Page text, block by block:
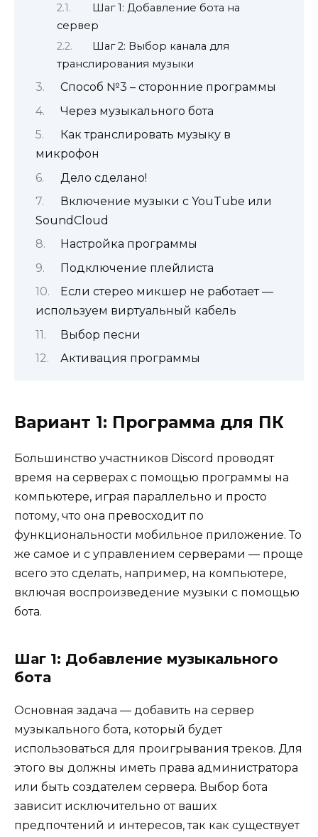
Шаг 1: Добавление бота на
сервер
Шаг 2: Выбор канала для
транслирования музыки
Способ №3 – сторонние программы
Через музыкального бота
Как транслировать музыку в
микрофон
Дело сделано!
Включение музыки с YouTube или
SoundCloud
Настройка программы
Подключение плейлиста
Если стерео микшер не работает —
используем виртуальный кабель
Выбор песни
Активация программы
Вариант 1: Программа для ПК
Большинство участников Discord проводят
время на серверах с помощью программы на
компьютере, играя параллельно и просто
потому, что она превосходит по
функциональности мобильное приложение. То
же самое и с управлением серверами — проще
всего это сделать, например, на компьютере,
включая воспроизведение музыки с помощью
бота.
Шаг 1: Добавление музыкального
бота
Основная задача — добавить на сервер
музыкального бота, который будет
использоваться для проигрывания треков. Для
этого вы должны иметь права администратора
или быть создателем сервера. Выбор бота
зависит исключительно от ваших
предпочтений и интересов, так как существует